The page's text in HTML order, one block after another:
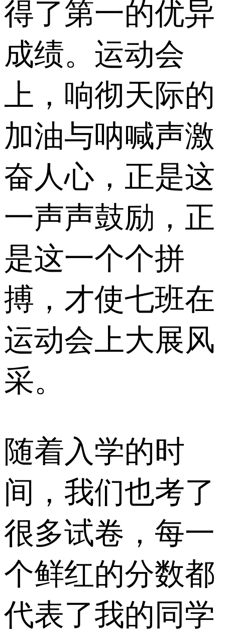
得了第一的优异
成绩。运动会
上，响彻天际的
加油与呐喊声激
奋人心，正是这
一声声鼓励，正
是这一个个拼
搏，才使七班在
运动会上大展风
采。
随着入学的时
间，我们也考了
很多试卷，每一
个鲜红的分数都
代表了我的同学